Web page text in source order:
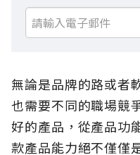
無論是品牌的路或者
也需要不同的職場競
好的產品，從產品功
款產品能力絕不僅僅